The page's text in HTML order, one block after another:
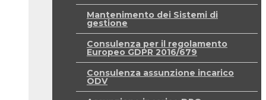
Mantenimento dei Sistemi di
gestione
Consulenza per il regolamento
Europeo GDPR 2016/679
Consulenza assunzione incarico
ODV